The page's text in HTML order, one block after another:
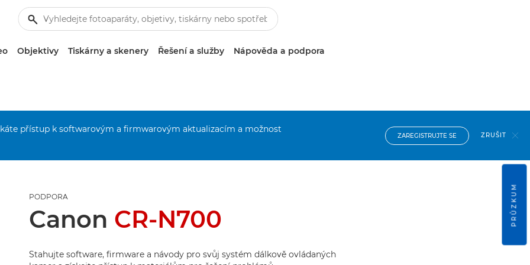
Objektivy Tiskárny a skenery Řešení a služby Nápověda a podpora
přístup k softwarovým a firmwarovým aktualizacím a možnost
ZAREGISTRUJTE SE ZRUŠIT
PODPORA
Canon CR-N700
Stahujte software, firmware a návody pro svůj systém dálkově ovládaných
PRŮZKUM